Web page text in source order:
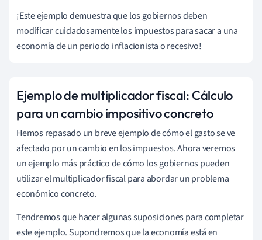
¡Este ejemplo demuestra que los gobiernos deben
modificar cuidadosamente los impuestos para sacar a una
economía de un periodo inflacionista o recesivo!
Ejemplo de multiplicador fiscal: Cálculo
para un cambio impositivo concreto
Hemos repasado un breve ejemplo de cómo el gasto se ve
afectado por un cambio en los impuestos. Ahora veremos
un ejemplo más práctico de cómo los gobiernos pueden
utilizar el multiplicador fiscal para abordar un problema
económico concreto.
Tendremos que hacer algunas suposiciones para completar
este ejemplo. Supondremos que la economía está en